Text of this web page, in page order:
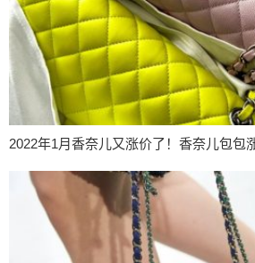
2022年1月香奈儿又涨价了！香奈儿包包